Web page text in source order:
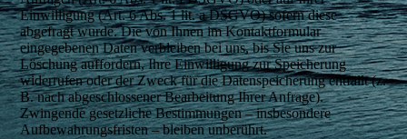
Einwilligung (Art. 6 Abs. 1 lit. a DSGVO) sofern diese
abgefragt wurde. Die von Ihnen im Kontaktformular
eingegebenen Daten verbleiben bei uns, bis Sie uns zur
Löschung auffordern, Ihre Einwilligung zur Speicherung
widerrufen oder der Zweck für die Datenspeicherung entfällt (z.
B. nach abgeschlossener Bearbeitung Ihrer Anfrage).
Zwingende gesetzliche Bestimmungen – insbesondere
Aufbewahrungsfristen – bleiben unberührt.